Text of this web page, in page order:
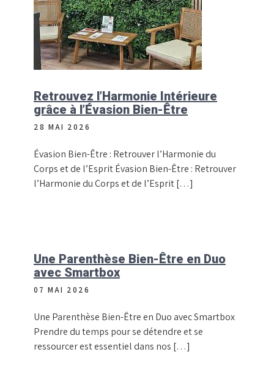
Retrouvez l’Harmonie Intérieure
grâce à l’Évasion Bien-Être
28 MAI 2026
Évasion Bien-Être : Retrouver l’Harmonie du
Corps et de l’Esprit Évasion Bien-Être : Retrouver
l’Harmonie du Corps et de l’Esprit […]
Une Parenthèse Bien-Être en Duo
avec Smartbox
07 MAI 2026
Une Parenthèse Bien-Être en Duo avec Smartbox
Prendre du temps pour se détendre et se
ressourcer est essentiel dans nos […]